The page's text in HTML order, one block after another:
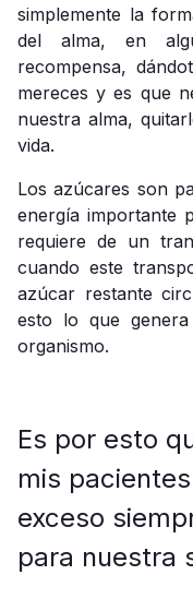
simplemente la
del alma, en
recompensa,
mereces y es que
nuestra alma,
vida.
Los azúcares son
energía importante
requiere de un
cuando este
azúcar restante
esto lo que
organismo.
Es por esto
mis
exceso
para nuestra